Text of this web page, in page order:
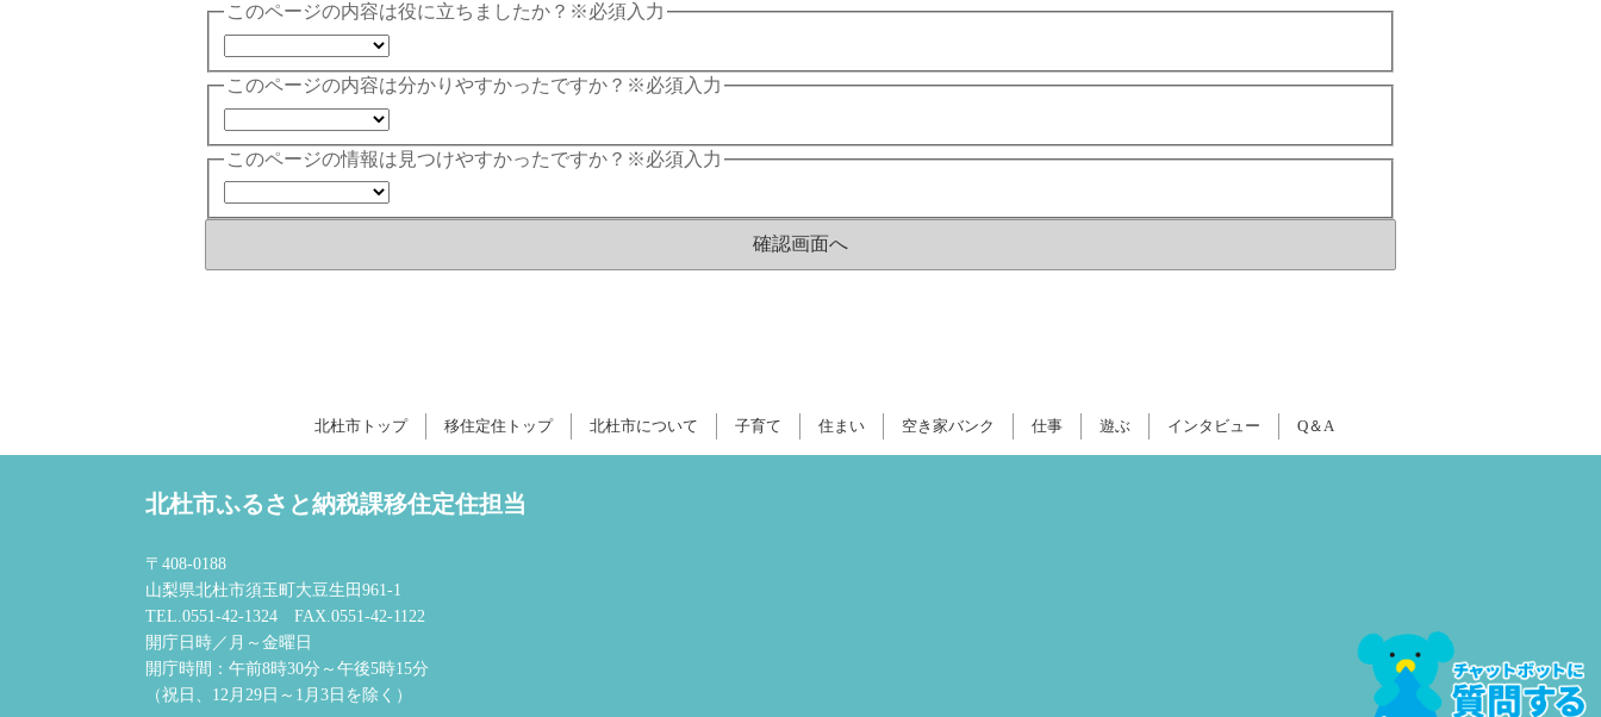
このページの内容は役に立ちましたか？ ※必須入力
このページの内容は分かりやすかったですか？ ※必須入力
このページの情報は見つけやすかったですか？ ※必須入力
北杜市トップ 移住定住トップ 北杜市について 子育て 住まい 空き家バンク 仕事 遊ぶ インタビュー Q＆A
北杜市ふるさと納税課移住定住担当
〒408-0188
山梨県北杜市須玉町大豆生田961-1
TEL.0551-42-1324 FAX.0551-42-1122
開庁日時／月～金曜日
開庁時間：午前8時30分～午後5時15分
（祝日、12月29日～1月3日を除く）